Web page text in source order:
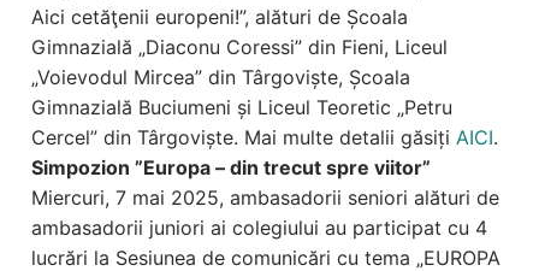
Aici cetăţenii europeni!”, alături de Școala
Gimnazială „Diaconu Coressi” din Fieni, Liceul
„Voievodul Mircea” din Târgoviște, Școala
Gimnazială Buciumeni și Liceul Teoretic „Petru
Cercel” din Târgoviște. Mai multe detalii găsiți AICI.
Simpozion ”Europa – din trecut spre viitor”
Miercuri, 7 mai 2025, ambasadorii seniori alături de
ambasadorii juniori ai colegiului au participat cu 4
lucrări la Sesiunea de comunicări cu tema „EUROPA